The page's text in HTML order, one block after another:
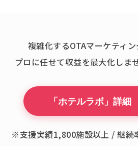
複雑化するOTAマーケティン
プロに任せて収益を最大化しま
「ホテルラボ」詳細
※支援実績1,800施設以上 / 継続